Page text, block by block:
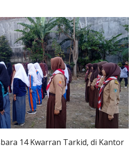
14 Kwarran Tarkid, di Kantor